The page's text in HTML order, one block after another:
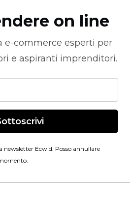
on line
e-commerce esperti per
e aspiranti imprenditori.
newsletter Ecwid. Posso annullare